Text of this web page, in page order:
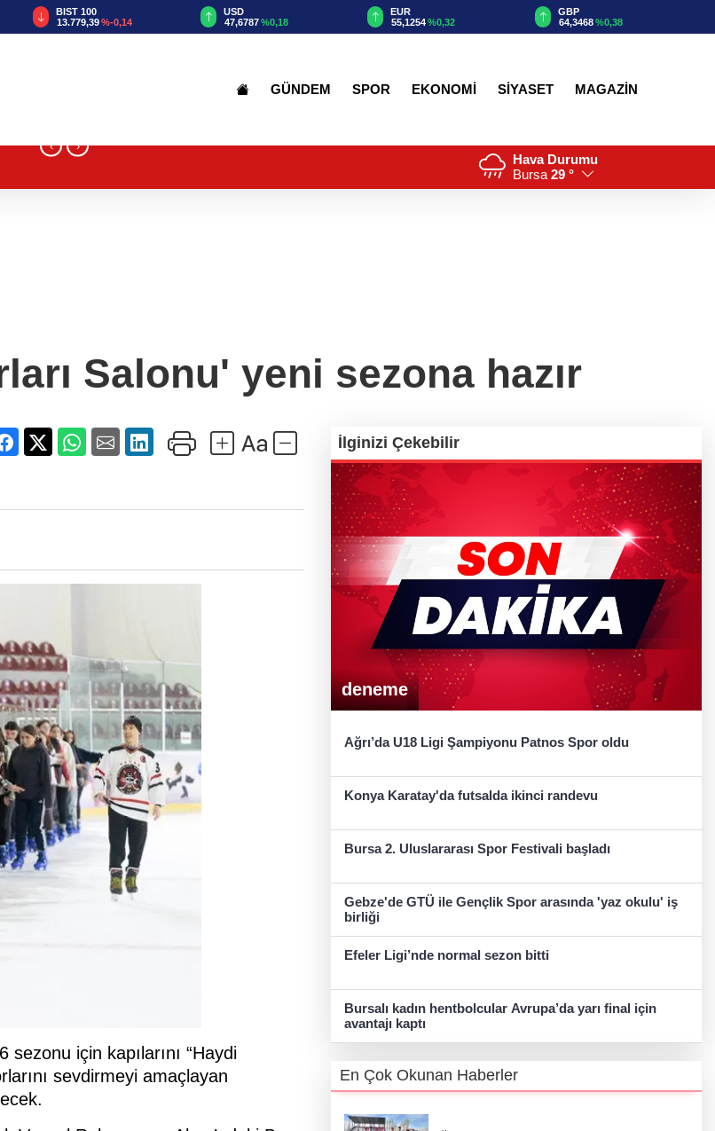
BIST 100
13.779,39 %-0,14
USD
47,6787%0,18
EUR
55,1254 %0,32
GBP
64,3468%0,38
GÜNDEM SPOR EKONOMİ SİYASET MAGAZİN
‹ ›
Hava Durumu
Bursa 29 °
Salonu' yeni sezona hazır
için kapılarını “Haydi
sevdirmeyi amaçlayan
İlginizi Çekebilir
deneme
Ağrı’da U18 Ligi Şampiyonu Patnos Spor oldu
Konya Karatay'da futsalda ikinci randevu
Bursa 2. Uluslararası Spor Festivali başladı
Gebze'de GTÜ ile Gençlik Spor arasında 'yaz okulu' iş
birliği
Efeler Ligi’nde normal sezon bitti
Bursalı kadın hentbolcular Avrupa’da yarı final için
avantajı kaptı
En Çok Okunan Haberler